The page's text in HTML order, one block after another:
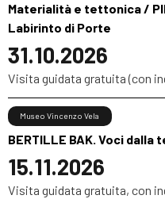
Materialità e tettonica /
Labirinto di Porte
31.10.2026
Visita guidata gratuita (con
BERTILLE BAK. Voci dalla
15.11.2026
Museo Vincenzo Vela
Visita guidata gratuita, con